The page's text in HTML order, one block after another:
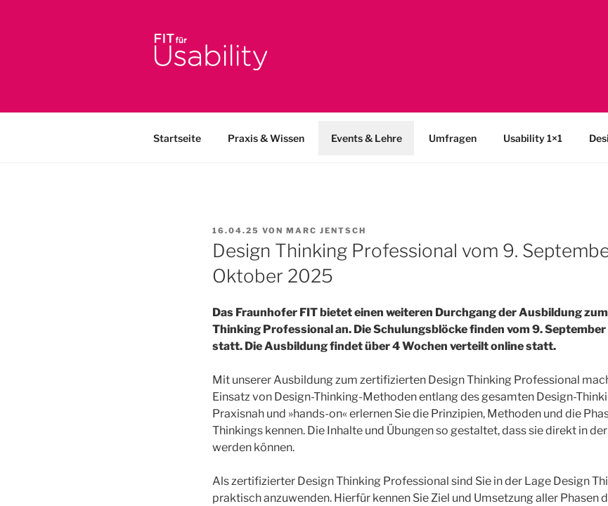
Startseite Praxis & Wissen Events & Lehre Umfragen Usability 1×1
VERÖFFENTLICHT
AM
16.04.25 VON MARC JENTSCH
Design Thinking Professional vom 9.
Oktober 2025
Das Fraunhofer FIT bietet einen weiteren Durchgang der Ausbildung
Thinking Professional an. Die Schulungsblöcke finden vom 9.
statt. Die Ausbildung findet über 4 Wochen verteilt online statt.
Mit unserer Ausbildung zum zertifizierten Design Thinking Professional
Einsatz von Design-Thinking-Methoden entlang des gesamten Design-
Praxisnah und »hands-on« erlernen Sie die Prinzipien, Methoden und die
Thinkings kennen. Die Inhalte und Übungen so gestaltet, dass sie direkt in
werden können.
Als zertifizierter Design Thinking Professional sind Sie in der Lage Design
praktisch anzuwenden. Hierfür kennen Sie Ziel und Umsetzung aller Phasen